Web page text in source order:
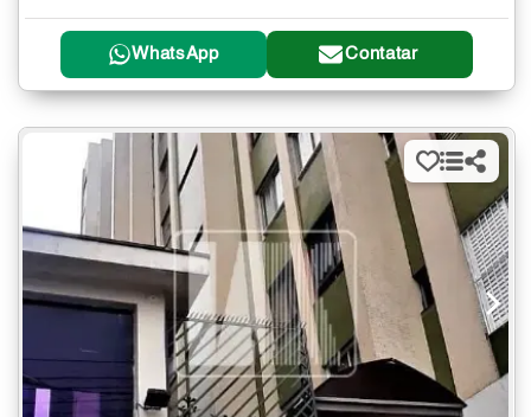
WhatsApp Contatar